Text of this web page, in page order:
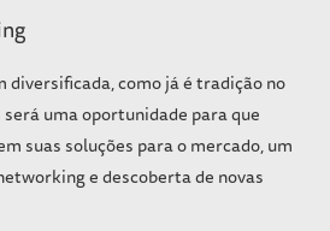
diversificada, como já é tradição no
uma oportunidade para que
suas soluções para o mercado, um
e descoberta de novas